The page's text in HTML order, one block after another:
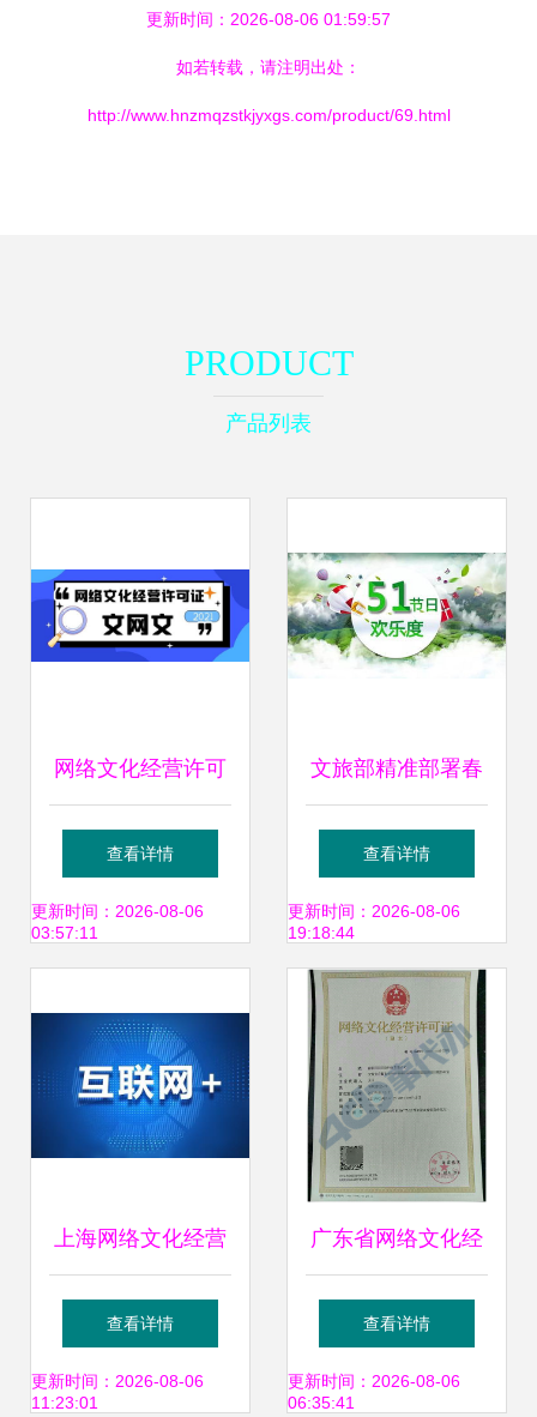
更新时间：2026-08-06 01:59:57
如若转载，请注明出处：
http://www.hnzmqzstkjyxgs.com/product/69.html
PRODUCT
产品列表
网络文化经营许可
证申办过程是怎样
的
查看详情
更新时间：2026-08-06
03:57:11
文旅部精准部署春
季假日市场 推动网
络文化经营健康有
序发展
查看详情
更新时间：2026-08-06
19:18:44
上海网络文化经营
许可证办理全攻略
价格、条件与材料
查看详情
更新时间：2026-08-06
11:23:01
广东省网络文化经
营许可证（文网
文）办理全指南
查看详情
更新时间：2026-08-06
06:35:41